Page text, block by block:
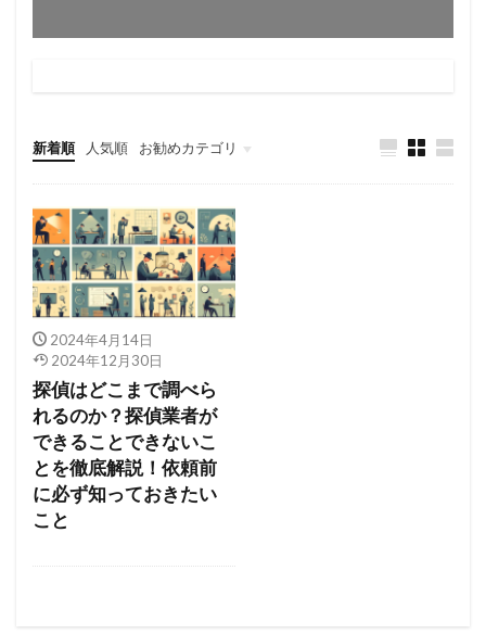
新着順 人気順 お勧めカテゴリ
Uncategorized
2024年4月14日
2024年12月30日
探偵はどこまで調べら
れるのか？探偵業者が
できることできないこ
とを徹底解説！依頼前
に必ず知っておきたい
こと